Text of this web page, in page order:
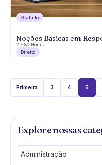
Gratuíto
Noções Básicas em
2 - 80 Horas
Direito
Primeira 3 4 5
Explore nossas
Administração